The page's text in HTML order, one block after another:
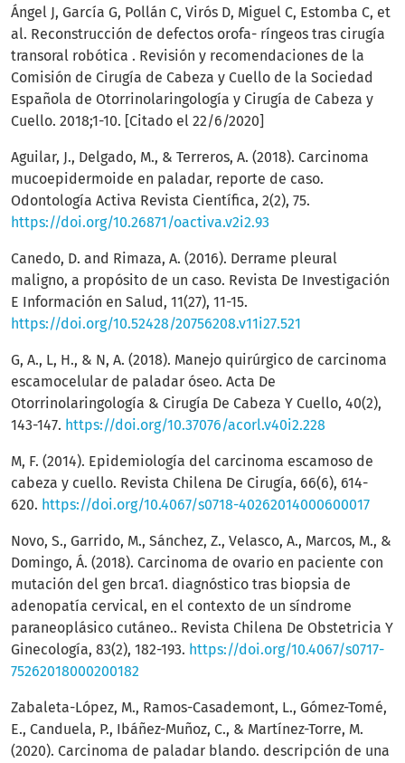
Ángel J, García G, Pollán C, Virós D, Miguel C, Estomba C, et
al. Reconstrucción de defectos orofa- ríngeos tras cirugía
transoral robótica . Revisión y recomendaciones de la
Comisión de Cirugía de Cabeza y Cuello de la Sociedad
Española de Otorrinolaringología y Cirugía de Cabeza y
Cuello. 2018;1-10. [Citado el 22/6/2020]
Aguilar, J., Delgado, M., & Terreros, A. (2018). Carcinoma
mucoepidermoide en paladar, reporte de caso.
Odontología Activa Revista Científica, 2(2), 75.
https://doi.org/10.26871/oactiva.v2i2.93
Canedo, D. and Rimaza, A. (2016). Derrame pleural
maligno, a propósito de un caso. Revista De Investigación
E Información en Salud, 11(27), 11-15.
https://doi.org/10.52428/20756208.v11i27.521
G, A., L, H., & N, A. (2018). Manejo quirúrgico de carcinoma
escamocelular de paladar óseo. Acta De
Otorrinolaringología & Cirugía De Cabeza Y Cuello, 40(2),
143-147. https://doi.org/10.37076/acorl.v40i2.228
M, F. (2014). Epidemiología del carcinoma escamoso de
cabeza y cuello. Revista Chilena De Cirugía, 66(6), 614-
620. https://doi.org/10.4067/s0718-40262014000600017
Novo, S., Garrido, M., Sánchez, Z., Velasco, A., Marcos, M., &
Domingo, Á. (2018). Carcinoma de ovario en paciente con
mutación del gen brca1. diagnóstico tras biopsia de
adenopatía cervical, en el contexto de un síndrome
paraneoplásico cutáneo.. Revista Chilena De Obstetricia Y
Ginecología, 83(2), 182-193. https://doi.org/10.4067/s0717-
75262018000200182
Zabaleta-López, M., Ramos-Casademont, L., Gómez-Tomé,
E., Canduela, P., Ibáñez-Muñoz, C., & Martínez-Torre, M.
(2020). Carcinoma de paladar blando. descripción de una